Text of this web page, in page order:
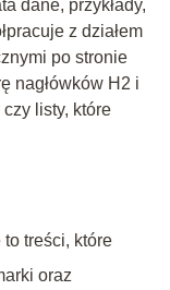
dane, przykłady,
z działem
po stronie
nagłówków H2 i
listy, które
treści, które
oraz